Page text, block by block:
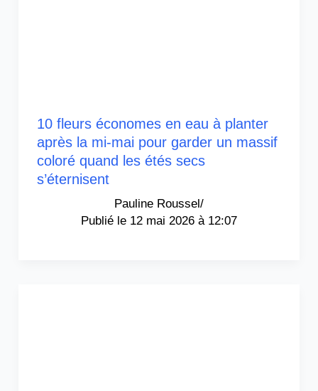
10 fleurs économes en eau à planter
après la mi-mai pour garder un massif
coloré quand les étés secs
s’éternisent
Pauline Roussel/
12 mai 2026 à 12:07